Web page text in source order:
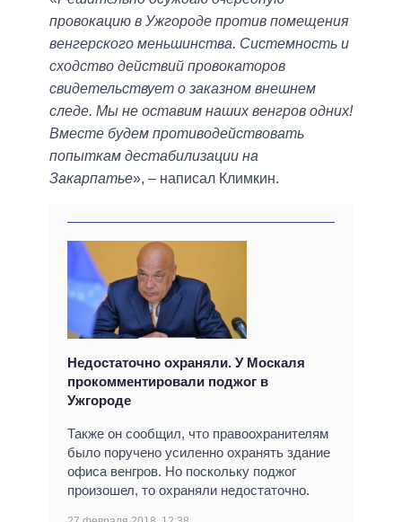
провокацию в Ужгороде против помещения
венгерского меньшинства. Системность и
сходство действий провокаторов
свидетельствует о заказном внешнем
следе. Мы не оставим наших венгров одних!
Вместе будем противодействовать
попыткам дестабилизации на
Закарпатье», – написал Климкин.
Недостаточно охраняли. У Москаля
прокомментировали поджог в
Ужгороде
Также он сообщил, что правоохранителям
было поручено усиленно охранять здание
офиса венгров. Но поскольку поджог
произошел, то охраняли недостаточно.